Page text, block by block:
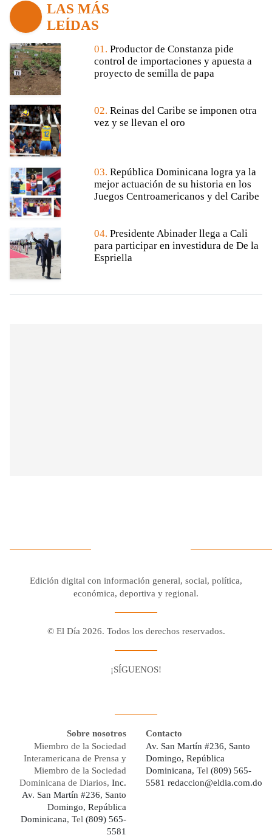
LAS MÁS
LEÍDAS
01. Productor de Constanza pide
control de importaciones y apuesta a
proyecto de semilla de papa
02. Reinas del Caribe se imponen otra
vez y se llevan el oro
03. República Dominicana logra ya la
mejor actuación de su historia en los
Juegos Centroamericanos y del Caribe
04. Presidente Abinader llega a Cali
para participar en investidura de De la
Espriella
Edición digital con información general, social, política,
económica, deportiva y regional.
© El Día 2026. Todos los derechos reservados.
¡SÍGUENOS!
Sobre nosotros
Miembro de la Sociedad
Interamericana de Prensa y
Miembro de la Sociedad
Dominicana de Diarios, Inc.
Av. San Martín #236, Santo
Domingo, República
Dominicana, Tel (809) 565-
5581
Contacto
Av. San Martín #236, Santo
Domingo, República
Dominicana, Tel (809) 565-
5581 redaccion@eldia.com.do